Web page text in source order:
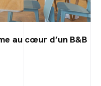
au cœur d’un B&B